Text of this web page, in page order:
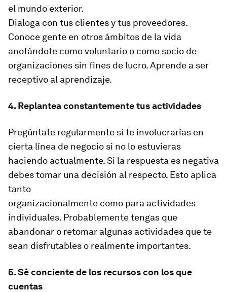
el mundo exterior.
Dialoga con tus clientes y tus proveedores.
Conoce gente en otros ámbitos de la vida
anotándote como voluntario o como socio de
organizaciones sin fines de lucro. Aprende a ser
receptivo al aprendizaje.
4. Replantea constantemente tus actividades
Pregúntate regularmente si te involucrarías en
cierta línea de negocio si no lo estuvieras
haciendo actualmente. Si la respuesta es negativa
debes tomar una decisión al respecto. Esto aplica
tanto
organizacionalmente como para actividades
individuales. Probablemente tengas que
abandonar o retomar algunas actividades que te
sean disfrutables o realmente importantes.
5. Sé conciente de los recursos con los que
cuentas